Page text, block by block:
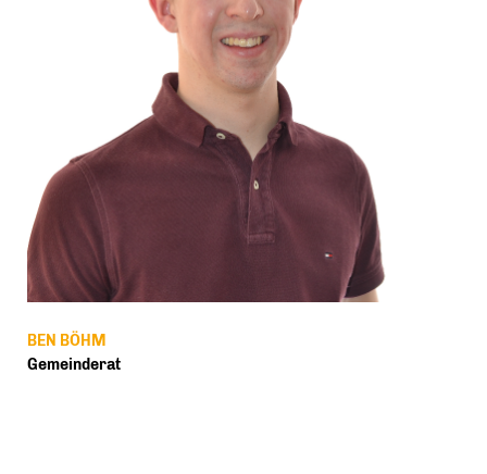
BEN BÖHM
Gemeinderat